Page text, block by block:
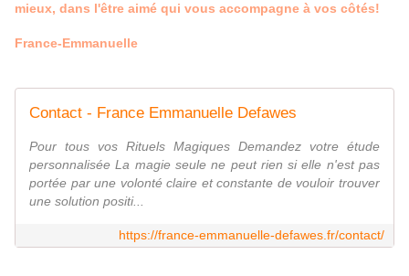
mieux, dans l'être aimé qui vous accompagne à vos côtés!
France-Emmanuelle
Contact - France Emmanuelle Defawes
Pour tous vos Rituels Magiques Demandez votre étude
personnalisée La magie seule ne peut rien si elle n'est pas
portée par une volonté claire et constante de vouloir trouver
une solution positi...
https://france-emmanuelle-defawes.fr/contact/